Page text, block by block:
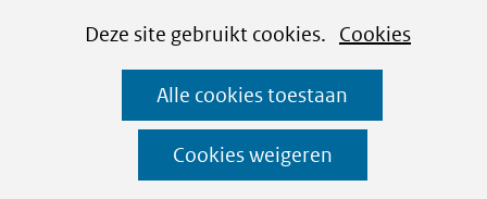
CookiesDeze site gebruikt cookies. Cookies
Alle cookies toestaan
Cookies weigeren
Ga
naar
de
inhoud